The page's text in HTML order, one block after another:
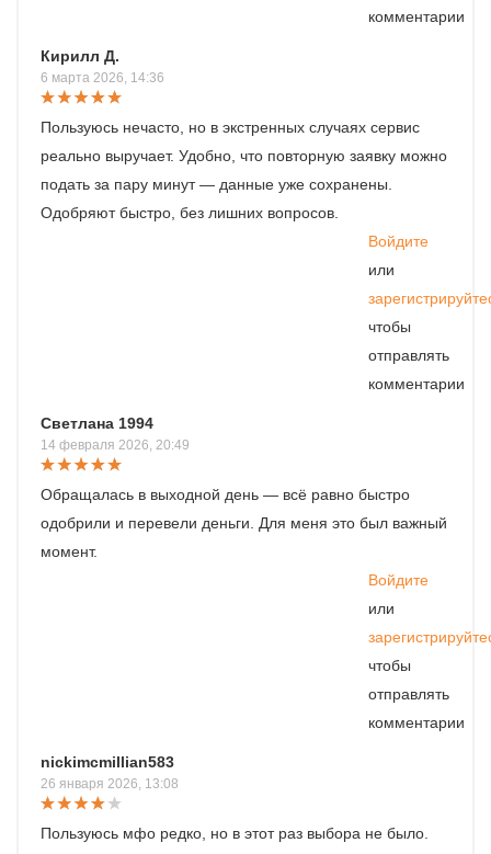
комментарии
Кирилл Д.
6 марта 2026, 14:36
Пользуюсь нечасто, но в экстренных случаях сервис
реально выручает. Удобно, что повторную заявку можно
подать за пару минут — данные уже сохранены.
Одобряют быстро, без лишних вопросов.
Войдите
или
чтобы
отправлять
комментарии
Светлана 1994
14 февраля 2026, 20:49
Обращалась в выходной день — всё равно быстро
одобрили и перевели деньги. Для меня это был важный
момент.
Войдите
или
чтобы
отправлять
комментарии
nickimcmillian583
26 января 2026, 13:08
Пользуюсь мфо редко, но в этот раз выбора не было.